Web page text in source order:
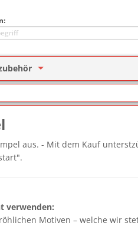
für TRODAT
für ALPO
Ersatzkissen für
Unipad III
Bürostempelfarbe
aus. - Mit dem Kauf
verwenden:
Motiven – welche wir